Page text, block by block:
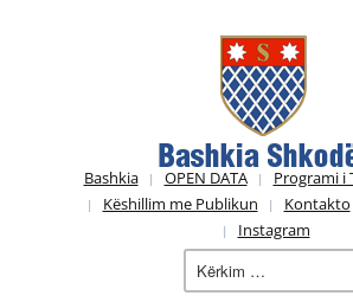
Bashkia OPEN DATA
Programi i
Këshillim me Publikun
Kontakto
Instagram
Kërko